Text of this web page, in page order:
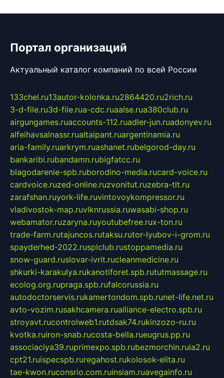
Портал организаций
Актуальный каталог компаний по всей России
133chel.ru13autor-kolonka.ru2864420.ru2rich.ru
3-d-file.ru3d-file.rua-cdc.ruaalse.rua380club.ru
airgungames.ruaccounts-112.ruadler-jun.ruadonyev.ru
alfeihavsalnassr.rualtaipant.ruargentinamia.ru
aria-family.ruarkrym.ruashanet.rubelgorod-day.ru
bankaribi.rubandamn.rubigfatcc.ru
blagodarenie-spb.ruborodino-media.rucard-voice.ru
cardvoice.ruzed-online.ruzvonitut.ruzebra-tlt.ru
zarafshan.ruyork-life.ruvintovoykompressor.ru
vladivostok-map.ruvlknrussia.ruwasabi-shop.ru
webamator.ruzaryna.ruyoutubefree.rux-ton.ru
trade-farm.rutajuncos.rutaksu.rutor-lyubov-i-grom.ru
spayderhed-2022.rusplclub.rustoppamedia.ru
snow-guard.ruslovar-ivrit.rucleanmedicine.ru
shkurki-karakulya.rukanotiforet.spb.rututmassage.ru
ecolog.org.rupraga.spb.rufalcorussia.ru
autodoctorservis.rukamertondom.spb.runet-life.net.ru
avto-vozim.rusakhcamera.rualliance-electro.spb.ru
stroyavt.rucontrolweb1.rutdsak74.rukinzozo-ru.ru
kvotka.ruiron-snab.rucosta-bella.rueugrus.pp.ru
associaciya39.ruprimexpo.spb.rubezmorchin.ruia2.ru
cpt21.ruispecspb.ruregahost.rukolosok-elita.ru
tae-kwon.ruconsrio.com.ruinsiam.ruavegainfo.ru